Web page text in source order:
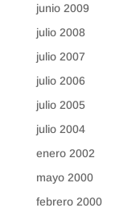
junio 2009
julio 2008
julio 2007
julio 2006
julio 2005
julio 2004
enero 2002
mayo 2000
febrero 2000